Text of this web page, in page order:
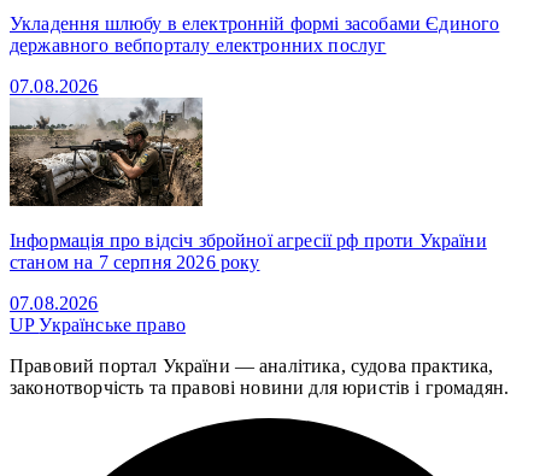
Укладення шлюбу в електронній формі засобами Єдиного
державного вебпорталу електронних послуг
07.08.2026
Інформація про відсіч збройної агресії рф проти України
станом на 7 серпня 2026 року
07.08.2026
UPУкраїнське право
Правовий портал України — аналітика, судова практика,
законотворчість та правові новини для юристів і громадян.